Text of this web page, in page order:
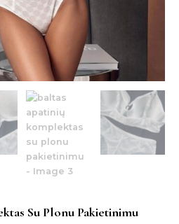
Su Plonu Pakietinimu